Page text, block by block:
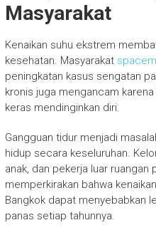
Masyarakat
Kenaikan suhu ekstrem
kesehatan. Masyarakat
peningkatan kasus sengatan
kronis juga mengancam
keras mendinginkan diri.
Gangguan tidur menjadi
hidup secara keseluruhan.
anak, dan pekerja luar ruangan
memperkirakan bahwa
Bangkok dapat menyebabkan
panas setiap tahunnya.